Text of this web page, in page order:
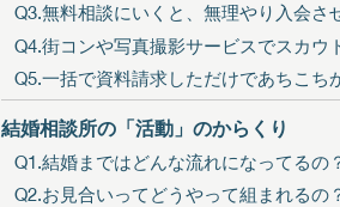
Q3.無料相談にいくと、無理やり入会さ
Q4.街コンや写真撮影サービスでスカウ
Q5.一括で資料請求しただけであちこち
結婚相談所の「活動」のからくり
Q1.結婚まではどんな流れになってるの
Q2.お見合いってどうやって組まれるの